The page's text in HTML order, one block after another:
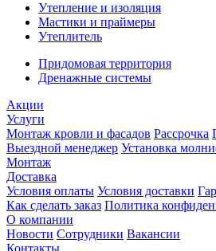
Утепление и изоляция
Мастики и праймеры
Утеплитель
Придомовая территория
Дренажные системы
Акции
Услуги
Монтаж кровли и фасадов Рассрочка
Выездной менеджер Установка
Монтаж
Доставка
Условия оплаты Условия доставки
Как сделать заказ Политика
О компании
Новости Сотрудники Вакансии
Контакты